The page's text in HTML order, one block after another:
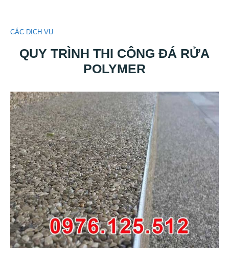
CÁC DỊCH VỤ
QUY TRÌNH THI CÔNG ĐÁ RỬA
POLYMER